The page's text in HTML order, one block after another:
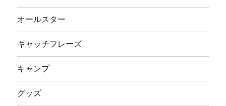
オールスター
キャッチフレーズ
キャンプ
グッズ